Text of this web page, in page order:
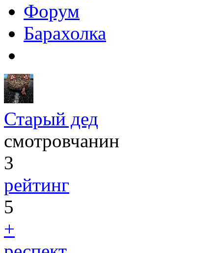
Форум
Барахолка
Старый дед
смотровчанин
3
рейтинг
5
+